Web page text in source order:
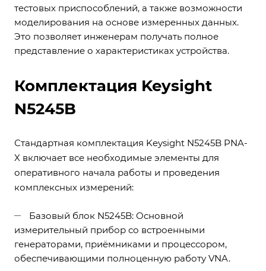
тестовых приспособлений, а также возможности
моделирования на основе измеренных данных.
Это позволяет инженерам получать полное
представление о характеристиках устройства.
Комплектация Keysight
N5245B
Стандартная комплектация Keysight N5245B PNA-
X включает все необходимые элементы для
оперативного начала работы и проведения
комплексных измерений:
Базовый блок N5245B: Основной
измерительный прибор со встроенными
генераторами, приёмниками и процессором,
обеспечивающими полноценную работу VNA.